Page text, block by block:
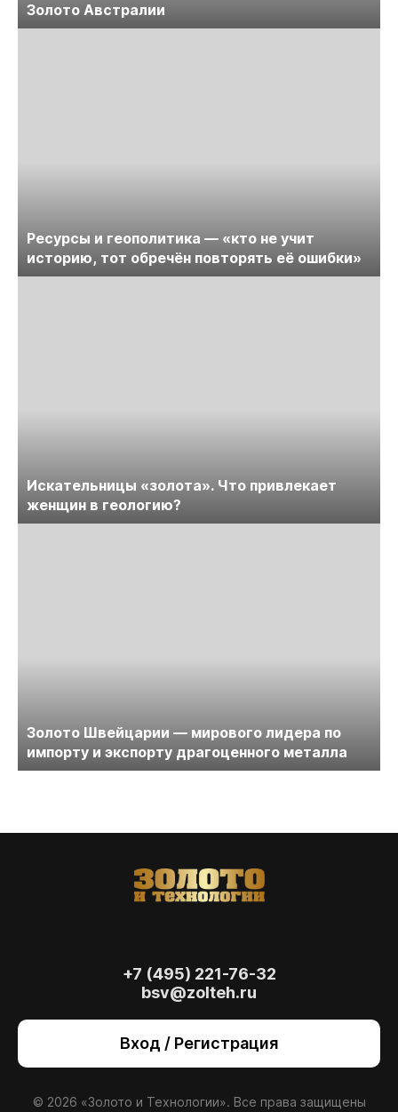
Золото Австралии
Ресурсы и геополитика — «кто не учит
историю, тот обречён повторять её ошибки»
Искательницы «золота». Что привлекает
женщин в геологию?
Золото Швейцарии — мирового лидера по
импорту и экспорту драгоценного металла
+7 (495) 221-76-32
bsv@zolteh.ru
Вход / Регистрация
© 2026 «Золото и Технологии». Все права защищены
также для анализа сайта и улучшения
сайт, вы даете согласиена использование